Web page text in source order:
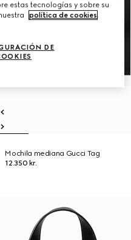
Mochila mediana Gucci Tag
12.350 kr.
estas tecnologías y sobre su
política de cookies.
DE